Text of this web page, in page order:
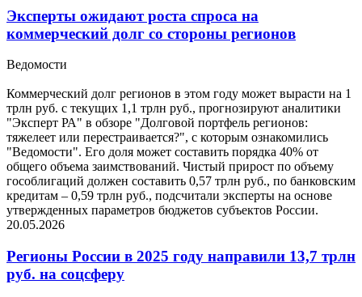
Эксперты ожидают роста спроса на
коммерческий долг со стороны регионов
Ведомости
Коммерческий долг регионов в этом году может вырасти на 1
трлн руб. с текущих 1,1 трлн руб., прогнозируют аналитики
"Эксперт РА" в обзоре "Долговой портфель регионов:
тяжелеет или перестраивается?", с которым ознакомились
"Ведомости". Его доля может составить порядка 40% от
общего объема заимствований. Чистый прирост по объему
гособлигаций должен составить 0,57 трлн руб., по банковским
кредитам – 0,59 трлн руб., подсчитали эксперты на основе
утвержденных параметров бюджетов субъектов России.
20.05.2026
Регионы России в 2025 году направили 13,7 трлн
руб. на соцсферу